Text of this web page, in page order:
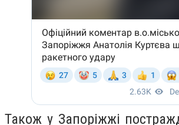
Також у Запоріжжі